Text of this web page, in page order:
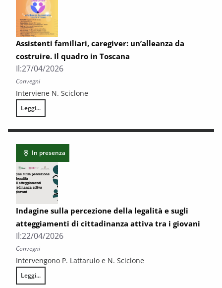
Assistenti familiari, caregiver: un’alleanza da
costruire. Il quadro in Toscana
Il:27/04/2026
Convegni
Interviene N. Sciclone
Leggi...
Assistenti familiari, caregiver: un’alleanza da costruire. Il quadro in
In presenza
Indagine sulla percezione della legalità e sugli
atteggiamenti di cittadinanza attiva tra i giovani
Il:22/04/2026
Convegni
Intervengono P. Lattarulo e N. Sciclone
Leggi...
Indagine sulla percezione della legalità e sugli atteggiamenti di